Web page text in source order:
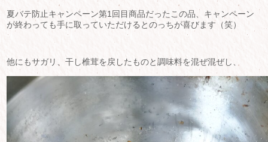
夏バテ防止キャンペーン第1回目商品だったこの品、キャンペーン
が終わっても手に取っていただけるとのっちが喜びます（笑）
他にもサガリ、干し椎茸を戻したものと調味料を混ぜ混ぜし、